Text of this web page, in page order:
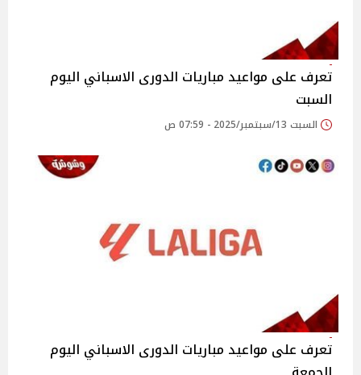
تعرف على مواعيد مباريات الدورى الاسباني اليوم
السبت
السبت 13/سبتمبر/2025 - 07:59 ص
تعرف على مواعيد مباريات الدورى الاسباني اليوم